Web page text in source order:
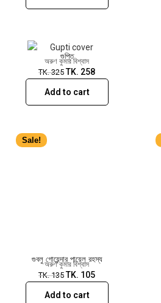
গুপ্তি
অরুণ কুমার বিশ্বাস
TK.325 TK. 258
Add to cart
Sale!
গুবলু গোয়েন্দার পায়েল রহস্য
অরুণ কুমার বিশ্বাস
TK.135 TK. 105
Add to cart